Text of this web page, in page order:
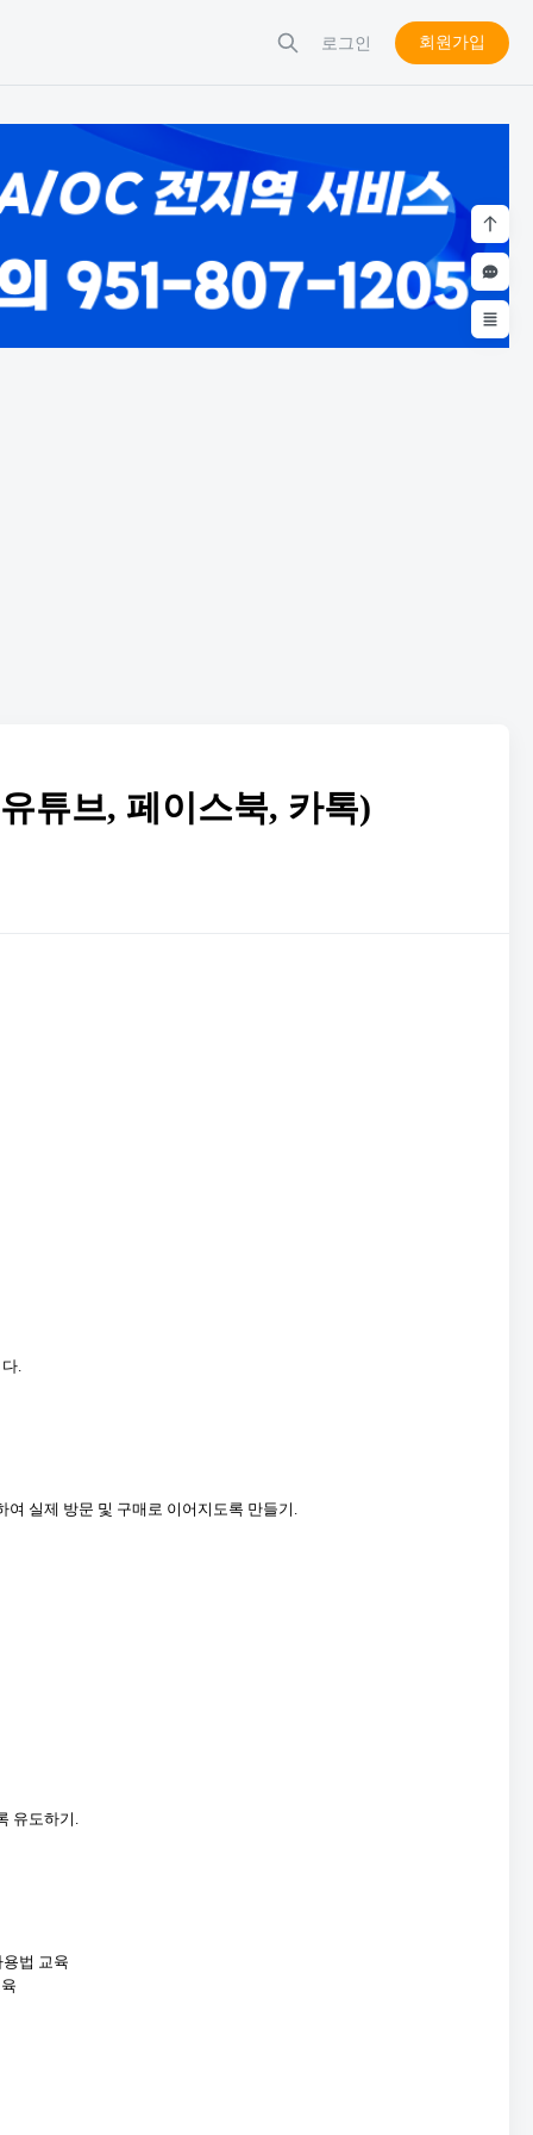
로그인 회원가입
튜브, 페이스북, 카톡)
.
실제 방문 및 구매로 이어지도록 만들기.
유도하기.
법 교육